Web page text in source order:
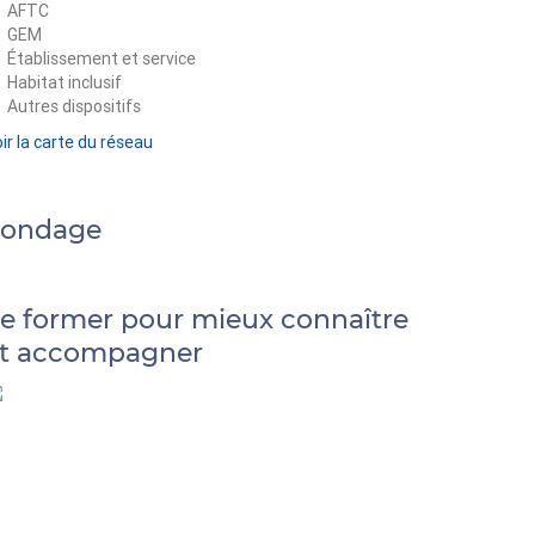
AFTC
GEM
Établissement et service
Habitat inclusif
Autres dispositifs
la carte du réseau
former pour mieux connaître
accompagner